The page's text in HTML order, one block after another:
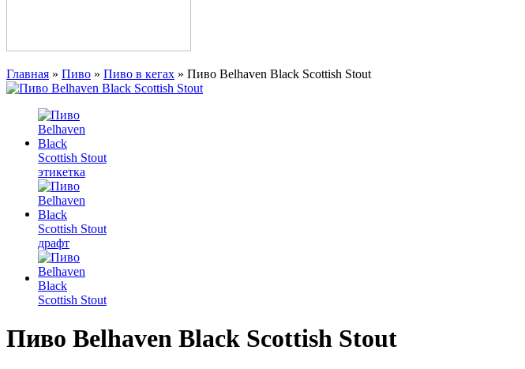
Главная » Пиво » Пиво в кегах » Пиво Belhaven Black Scottish Stout
Пиво Belhaven Black Scottish Stout